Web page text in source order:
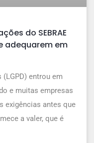
do SEBRAE
adequarem em
entrou em
e muitas empresas
exigências antes que
a valer, que é